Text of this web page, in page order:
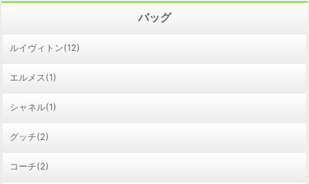
バッグ
ルイヴィトン(12)
エルメス(1)
シャネル(1)
グッチ(2)
コーチ(2)